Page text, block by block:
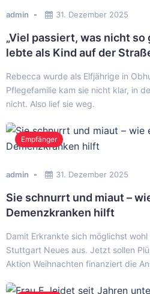
admin 31. Dezember 2025
„Viel passiert, was nicht so
lebte als Kind auf der
Rebecca wurde als Elfjährige in
Pflegefamilie kam sie nicht klar, in
nicht. Also lief sie weg.
Empfänger
admin 31. Dezember 2025
Sie schnurrt und miaut –
Demenzkranken hilft
Damit Erkrankte sich möglichst
Stuttgart Neues aus. Jetzt sollen
Aktion Weihnachten finanziert die